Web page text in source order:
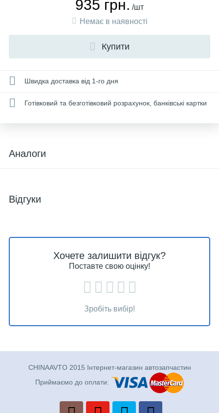
935 грн. /шт
Немає в наявності
Купити
Швидка доставка від 1-го дня
Готівковий та безготівковий розрахунок, банківські картки
Аналоги
Відгуки
Хочете залишити відгук?
Поставте свою оцінку!
Зробіть вибір!
CHINAAVTO 2015 Інтернет-магазин автозапчастин
Приймаємо до оплати: